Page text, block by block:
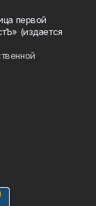
первой
(издается